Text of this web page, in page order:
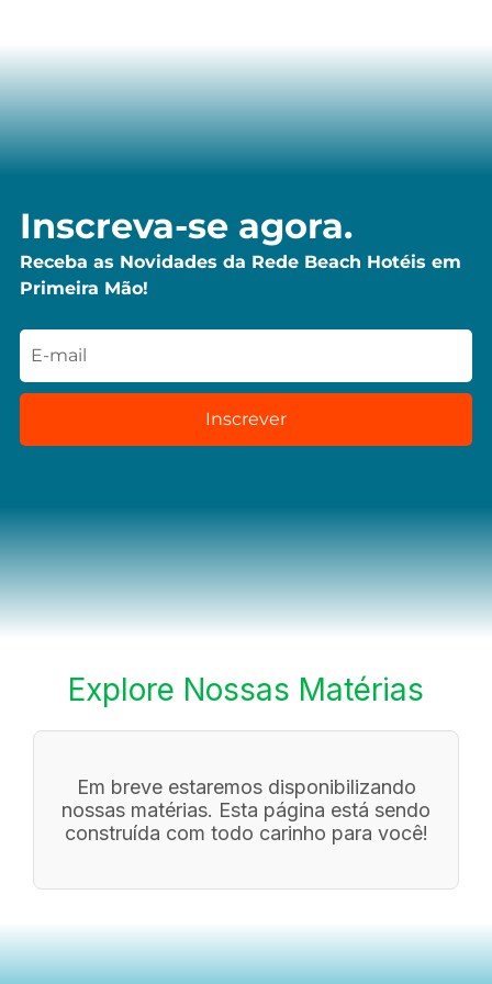
Inscreva-se agora.
Receba as Novidades da Rede Beach Hotéis em
Primeira Mão!
Inscrever
Explore Nossas Matérias
Em breve estaremos disponibilizando
nossas matérias. Esta página está sendo
construída com todo carinho para você!